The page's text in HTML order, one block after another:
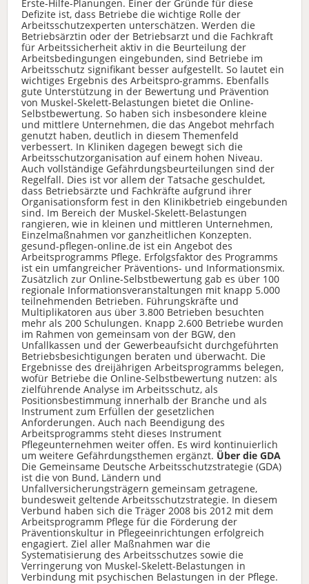
Erste-Hilfe-Planungen. Einer der Gründe für diese
Defizite ist, dass Betriebe die wichtige Rolle der
Arbeitsschutzexperten unterschätzen. Werden die
Betriebsärztin oder der Betriebsarzt und die Fachkraft
für Arbeitssicherheit aktiv in die Beurteilung der
Arbeitsbedingungen eingebunden, sind Betriebe im
Arbeitsschutz signifikant besser aufgestellt. So lautet ein
wichtiges Ergebnis des Arbeitspro-gramms. Ebenfalls
gute Unterstützung in der Bewertung und Prävention
von Muskel-Skelett-Belastungen bietet die Online-
Selbstbewertung. So haben sich insbesondere kleine
und mittlere Unternehmen, die das Angebot mehrfach
genutzt haben, deutlich in diesem Themenfeld
verbessert. In Kliniken dagegen bewegt sich die
Arbeitsschutzorganisation auf einem hohen Niveau.
Auch vollständige Gefährdungsbeurteilungen sind der
Regelfall. Dies ist vor allem der Tatsache geschuldet,
dass Betriebsärzte und Fachkräfte aufgrund ihrer
Organisationsform fest in den Klinikbetrieb eingebunden
sind. Im Bereich der Muskel-Skelett-Belastungen
rangieren, wie in kleinen und mittleren Unternehmen,
Einzelmaßnahmen vor ganzheitlichen Konzepten.
gesund-pflegen-online.de ist ein Angebot des
Arbeitsprogramms Pflege. Erfolgsfaktor des Programms
ist ein umfangreicher Präventions- und Informationsmix.
Zusätzlich zur Online-Selbstbewertung gab es über 100
regionale Informationsveranstaltungen mit knapp 5.000
teilnehmenden Betrieben. Führungskräfte und
Multiplikatoren aus über 3.800 Betrieben besuchten
mehr als 200 Schulungen. Knapp 2.600 Betriebe wurden
im Rahmen von gemeinsam von der BGW, den
Unfallkassen und der Gewerbeaufsicht durchgeführten
Betriebsbesichtigungen beraten und überwacht. Die
Ergebnisse des dreijährigen Arbeitsprogramms belegen,
wofür Betriebe die Online-Selbstbewertung nutzen: als
zielführende Analyse im Arbeitsschutz, als
Positionsbestimmung innerhalb der Branche und als
Instrument zum Erfüllen der gesetzlichen
Anforderungen. Auch nach Beendigung des
Arbeitsprogramms steht dieses Instrument
Pflegeunternehmen weiter offen. Es wird kontinuierlich
um weitere Gefährdungsthemen ergänzt. Über die GDA
Die Gemeinsame Deutsche Arbeitsschutzstrategie (GDA)
ist die von Bund, Ländern und
Unfallversicherungsträgern gemeinsam getragene,
bundesweit geltende Arbeitsschutzstrategie. In diesem
Verbund haben sich die Träger 2008 bis 2012 mit dem
Arbeitsprogramm Pflege für die Förderung der
Präventionskultur in Pflegeeinrichtungen erfolgreich
engagiert. Ziel aller Maßnahmen war die
Systematisierung des Arbeitsschutzes sowie die
Verringerung von Muskel-Skelett-Belastungen in
Verbindung mit psychischen Belastungen in der Pflege.